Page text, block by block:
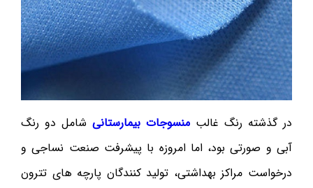
در گذشته رنگ غالب منسوجات بیمار‌ستا‌نی شامل دو رنگ
آبی و صورتی بود، اما امروزه با پیشرفت صنعت نساجی و
درخواست مراکز بهداشتی، تولید کنندگان پارچه های تترون